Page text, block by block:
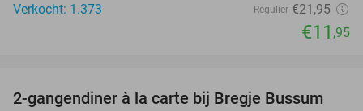
Verkocht: 1.373
Regulier €21,95
€11 ,95
12%
2-gangendiner à la carte bij Bregje Bussum